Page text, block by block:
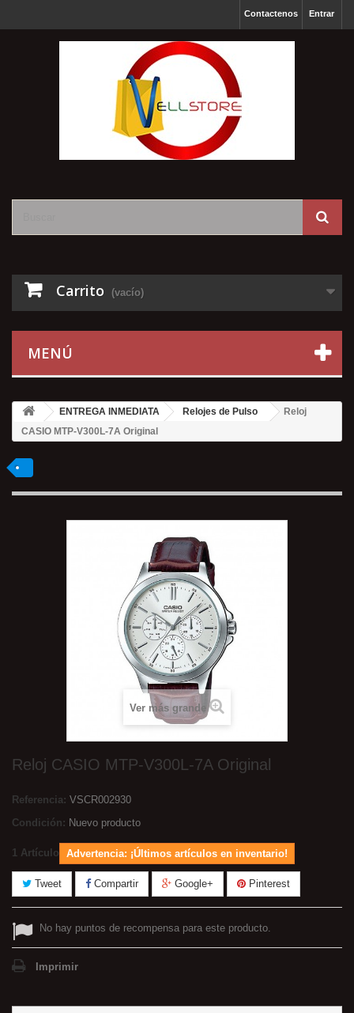
Entrar
Contactenos
Carrito (vacío)
MENÚ
ENTREGA INMEDIATA Relojes de Pulso
Reloj
CASIO MTP-V300L-7A Original
Ver más grande
Reloj CASIO MTP-V300L-7A Original
Referencia: VSCR002930
Condición: Nuevo producto
1 Artículo Advertencia: ¡Últimos artículos en inventario!
Tweet Compartir Google+ Pinterest
No hay puntos de recompensa para este producto.
Imprimir